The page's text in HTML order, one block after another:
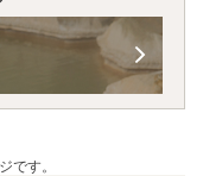
です。